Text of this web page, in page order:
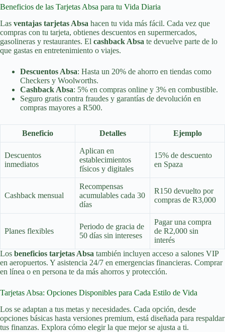
Beneficios de las Tarjetas Absa para tu Vida Diaria
Las ventajas tarjetas Absa hacen tu vida más fácil. Cada vez que
compras con tu tarjeta, obtienes descuentos en supermercados,
gasolineras y restaurantes. El cashback Absa te devuelve parte de lo
que gastas en entretenimiento o viajes.
Descuentos Absa: Hasta un 20% de ahorro en tiendas como
Checkers y Woolworths.
Cashback Absa: 5% en compras online y 3% en combustible.
Seguro gratis contra fraudes y garantías de devolución en
compras mayores a R500.
Beneficio Detalles Ejemplo
Descuentos
inmediatos
Aplican en
establecimientos
físicos y digitales
15% de descuento
en Spaza
Cashback mensual
Recompensas
acumulables cada 30
días
R150 devuelto por
compras de R3,000
Planes flexibles
Periodo de gracia de
50 días sin intereses
Pagar una compra
de R2,000 sin
interés
Los beneficios tarjetas Absa también incluyen acceso a salones VIP
en aeropuertos. Y asistencia 24/7 en emergencias financieras. Comprar
en línea o en persona te da más ahorros y protección.
Tarjetas Absa: Opciones Disponibles para Cada Estilo de Vida
Los se adaptan a tus metas y necesidades. Cada opción, desde
opciones básicas hasta versiones premium, está diseñada para respaldar
tus finanzas. Explora cómo elegir la que mejor se ajusta a ti.